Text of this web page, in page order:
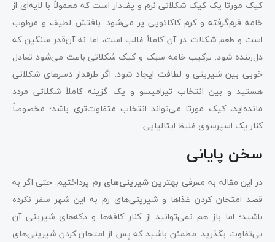
کیک مورتا یک کیک شکلاتی نرم و پف‌دار است که معمولاً با لایه‌ای از
خامه فرم‌گرفته و کرم کاکائویی پر می‌شود. بافتش لطیف و مرطوب
است و طعم شکلات در آن کاملاً غالب است، اما نه آن‌قدر سنگین که
دل‌زننده شود. ترکیب خامه سبک و کیک شکلاتی باعث می‌شود تعادل
خوبی بین شیرینی و لطافت ایجاد شود. اگر طرفدار دسرهای شکلاتی
هستید و بین انتخاب تیرامیسو و یک گزینه کاملاً شکلاتی مردد
مانده‌اید، کیک مورتا می‌تواند انتخاب متفاوت‌تری باشد؛ مخصوصاً
کنار یک اسپرسوی غلیظ ایتالیایی.
سخن پایانی
در این مقاله به معرفی بهترین شیرینی‌های رم پرداختیم. حتی اگر به
قصد امتحان کردن غذاها و شیرینی‌های رم به این شهر سفر نکرده
باشید؛ اما باز هم نمی‌توانید از کنار کافه‌ها و دکه‌های شیرینی آن
بی‌تفاوت بگذرید. مطمئن باشید که پس از امتحان کردن شیرینی‌های